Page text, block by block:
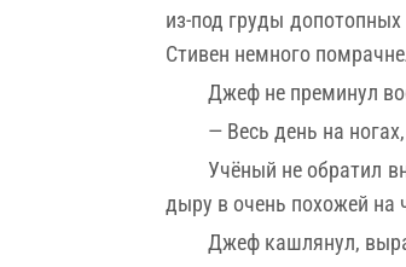
из-под груды
Стивен немного
Джеф не преминул
— Весь день на
Учёный не обратил
дыру в очень похожей на
Джеф кашлянул,